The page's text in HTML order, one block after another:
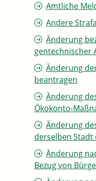
Amtliche
Andere
Änderung
gentechnischer
Änderung
beantragen
Änderung
Ökokonto-
Änderung
derselben
Änderung
Bezug von